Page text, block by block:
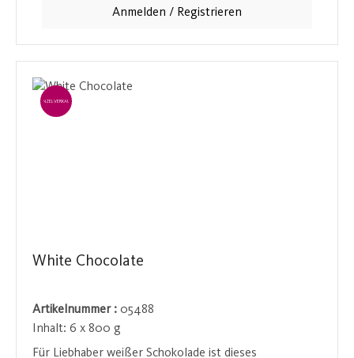
Anmelden / Registrieren
EINZELVERKAUF
White Chocolate
Artikelnummer : 05488
Inhalt: 6 x 800 g
Für Liebhaber weißer Schokolade ist dieses